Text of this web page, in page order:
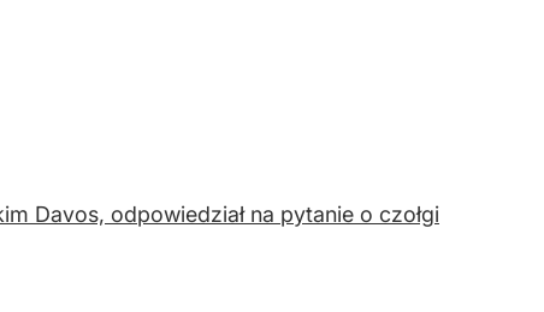
Davos, odpowiedział na pytanie o czołgi